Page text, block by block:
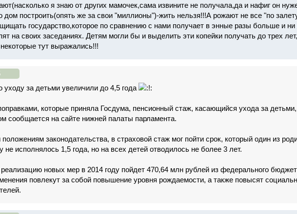
я знаю от других мамочек,сама извините не получала,да и нафиг он
дом построить(опять же за свои "миллионы")-жить нельзя!!!А рожают не все "по
государство,которое по сравнению с нами получает в энные разы больше и
на своих заседаниях. Детям могли бы и выделить эти копейки получать до трех
тут выражались!!!
уходу за детьми увеличили до 4,5 года
которые приняла Госдума, пенсионный стаж, касающийся ухода за
сообщается на сайте нижней палаты парламента.
законодательства, в страховой стаж мог пойти срок, который один из
не исполнялось 1,5 года, но на всех детей отводилось не более 3 лет.
новых мер в 2014 году пойдет 470,64 млн рублей из федерального
повлекут за собой повышение уровня рождаемости, а также повысят